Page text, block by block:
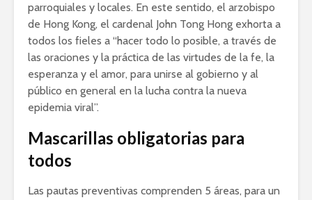
parroquiales y locales. En este sentido, el arzobispo
de Hong Kong, el cardenal John Tong Hong exhorta a
todos los fieles a “hacer todo lo posible, a través de
las oraciones y la práctica de las virtudes de la fe, la
esperanza y el amor, para unirse al gobierno y al
público en general en la lucha contra la nueva
epidemia viral”.
Mascarillas obligatorias para
todos
Las pautas preventivas comprenden 5 áreas, para un